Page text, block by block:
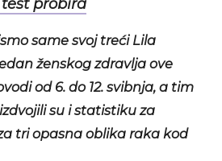
probira
same svoj treći Lila
ženskog zdravlja ove
od 6. do 12. svibnja, a tim
su i statistiku za
tri opasna oblika raka kod